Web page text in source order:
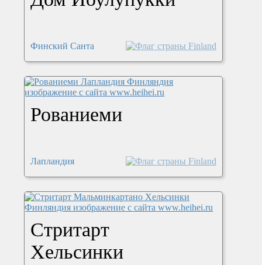
Финский Санта
Рованиеми
Лапландия
Стритарт
Хельсинки